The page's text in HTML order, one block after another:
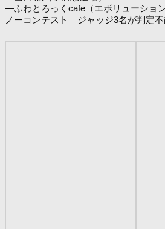
―ふわとろっくcafe（エボリューショ
ノーコンテスト ジャッジ3名が判定